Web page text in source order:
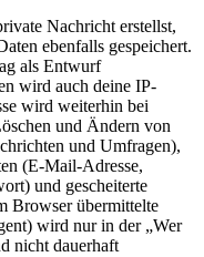
Nachricht erstellst,
ebenfalls gespeichert.
als Entwurf
wird auch deine IP-
wird weiterhin bei
und Ändern von
und Umfragen),
(E-Mail-Adresse,
und gescheiterte
Browser übermittelte
wird nur in der „Wer
nicht dauerhaft